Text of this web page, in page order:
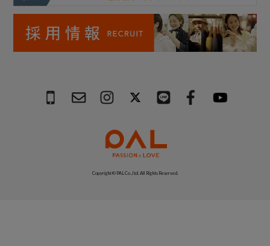
Copyright © PAL Co.,ltd. All Rights Reserved.